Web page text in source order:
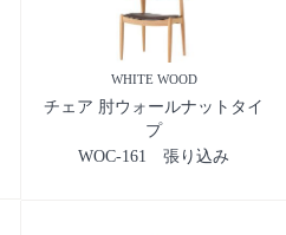
WHITE WOOD
チェア 肘ウォールナットタイ
プ
WOC-161 張り込み